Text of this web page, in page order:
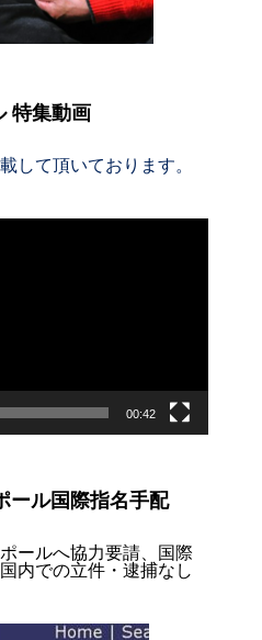
特集動画
して頂いております。
00:42
ール国際指名手配
ールへ協力要請、国際
内での立件・逮捕なし